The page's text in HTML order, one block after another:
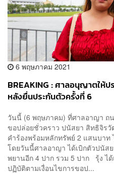
6 พฤษภาคม 2021
BREAKING : ศาลอนุญาตให้ป
หลังยื่นประกันตัวครั้งที่ 6
วันนี้ (6 พฤษภาคม) ที่ศาลอาญา ถ
ขอปล่อยชั่วคราว ปนัสยา สิทธิจิร
คำร้องพร้อมหลักทรัพย์ 2 แสนบาท
โดยวันนี้ศาลอาญา ได้เบิกตัวปนัส
พยานอีก 4 ปาก รวม 5 ปาก รุ้ง ไ
ปฏิบัติตามเงื่อนไขการขอป...